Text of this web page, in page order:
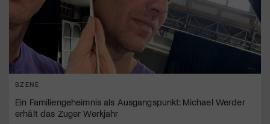
SZENE
Ein Familiengeheimnis als Ausgangspunkt: Michael Werder
erhält das Zuger Werkjahr